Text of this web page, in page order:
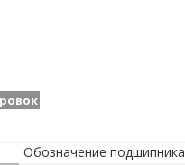
Обозначение подшипника